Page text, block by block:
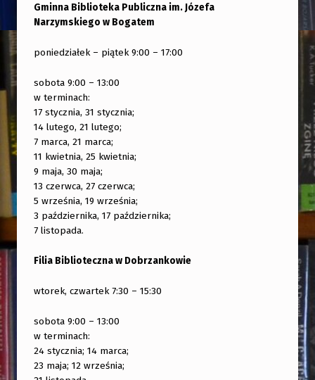
Gminna Biblioteka Publiczna im. Józefa
Narzymskiego w Bogatem
poniedziałek – piątek 9:00 – 17:00
sobota 9:00 – 13:00
w terminach:
17 stycznia, 31 stycznia;
14 lutego, 21 lutego;
7 marca, 21 marca;
11 kwietnia, 25 kwietnia;
9 maja, 30 maja;
13 czerwca, 27 czerwca;
5 września, 19 września;
3 października, 17 października;
7 listopada.
Filia Biblioteczna w Dobrzankowie
wtorek, czwartek 7:30 – 15:30
sobota 9:00 – 13:00
w terminach:
24 stycznia; 14 marca;
23 maja; 12 września;